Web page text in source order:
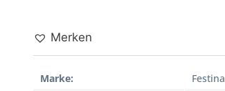
Merken
Marke
Festina